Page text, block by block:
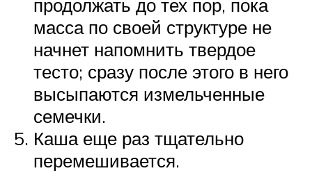
продолжать до тех пор, пока
масса по своей структуре не
начнет напомнить твердое
тесто; сразу после этого в него
высыпаются измельченные
семечки.
Каша еще раз тщательно
перемешивается.